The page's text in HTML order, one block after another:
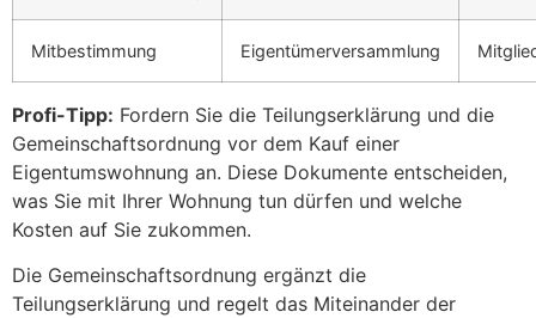
Mitbestimmung Eigentümerversammlung
Profi-Tipp: Fordern Sie die Teilungserklärung und die
Gemeinschaftsordnung vor dem Kauf einer
Eigentumswohnung an. Diese Dokumente entscheiden,
was Sie mit Ihrer Wohnung tun dürfen und welche
Kosten auf Sie zukommen.
Die Gemeinschaftsordnung ergänzt die
Teilungserklärung und regelt das Miteinander der